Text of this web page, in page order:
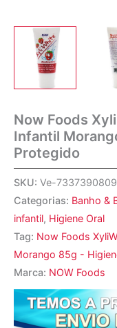
Now Foods
Infantil
Protegido
SKU: Ve-
Categorias: Banho &
infantil, Higiene Oral
Tag: Now Foods
Morango 85g -
Marca: NOW Foods